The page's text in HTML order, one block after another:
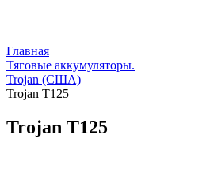
Главная
Тяговые аккумуляторы.
Trojan (США)
Trojan T125
Trojan T125